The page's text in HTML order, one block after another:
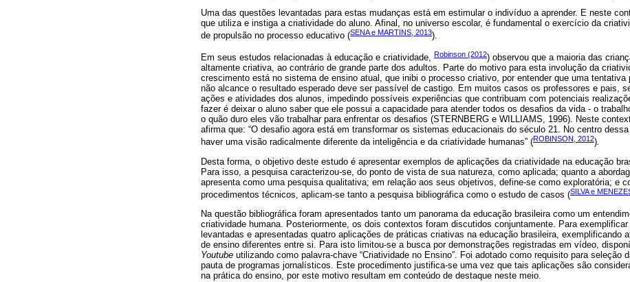
Uma das questões levantadas para estas mudanças está em estimular o indivíduo a aprender. E neste
que utiliza e instiga a criatividade do aluno. Afinal, no universo escolar, é fundamental o exercício da
de propulsão no processo educativo (SENA e MARTINS, 2013).
Em seus estudos relacionadas à educação e criatividade, Robinson (2012) observou que a maioria das
altamente criativa, ao contrário de grande parte dos adultos. Parte do motivo para esta involução da
crescimento está no sistema de ensino atual, que inibi o processo criativo, por entender que uma tentativa
não alcance o resultado esperado deve ser passível de castigo. Em muitos casos os professores e pais,
ações e atividades dos alunos, impedindo possíveis experiências que contribuam com potenciais
fazer é deixar o aluno saber que ele possui a capacidade para atender todos os desafios da vida - o
o quão duro eles vão trabalhar para enfrentar os desafios (STERNBERG e WILLIAMS, 1996). Neste
afirma que: “O desafio agora está em transformar os sistemas educacionais do século 21. No centro
haver uma visão radicalmente diferente da inteligência e da criatividade humanas” (ROBINSON, 2012).
Desta forma, o objetivo deste estudo é apresentar exemplos de aplicações da criatividade na educação
Para isso, a pesquisa caracterizou-se, do ponto de vista de sua natureza, como aplicada; quanto a
apresenta como uma pesquisa qualitativa; em relação aos seus objetivos, define-se como exploratória; e
procedimentos técnicos, aplicam-se tanto a pesquisa bibliográfica como o estudo de casos (SILVA e
Na questão bibliográfica foram apresentados tanto um panorama da educação brasileira como um
criatividade humana. Posteriormente, os dois contextos foram discutidos conjuntamente. Para
levantadas e apresentadas quatro aplicações de práticas criativas na educação brasileira, exemplificando
de ensino diferentes entre si. Para isto limitou-se a busca por demonstrações registradas em vídeo,
Youtube utilizando como palavra-chave “Criatividade no Ensino”. Foi adotado como requisito para seleção
pauta de programas jornalísticos. Este procedimento justifica-se uma vez que tais aplicações são
na prática do ensino, por este motivo resultam em conteúdo de destaque neste meio.